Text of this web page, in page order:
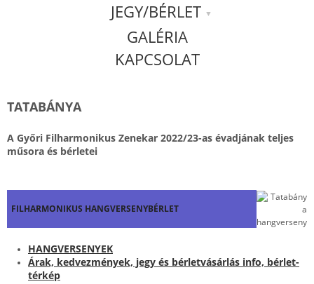
JEGY/BÉRLET
GALÉRIA
KAPCSOLAT
TATABÁNYA
A Győri Filharmonikus Zenekar 2022/23-as évadjának teljes
műsora és bérletei
FILHARMONIKUS HANGVERSENYBÉRLET
HANGVERSENYEK
Árak, kedvezmények, jegy és bérletvásárlás info, bérlet-
térkép